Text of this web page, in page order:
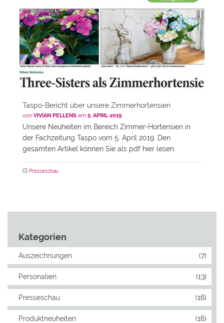
Taspo-Bericht über unsere Zimmerhortensien
von VIVIAN PELLENS am 5. APRIL 2019
Unsere Neuheiten im Bereich Zimmer-Hortensien in
der Fachzeitung Taspo vom 5. April 2019. Den
gesamten Artikel können Sie als pdf hier lesen.
Presseschau
Kategorien
Auszeichnungen (7)
Personalien (13)
Presseschau (16)
Produktneuheiten (16)